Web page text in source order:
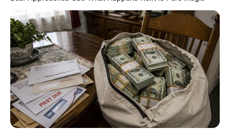
Why this ordinary drink is the secret to feeling your
best every day
CTA LOVE